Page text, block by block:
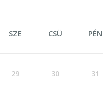
SZE CSÜ PÉN
29 30 31